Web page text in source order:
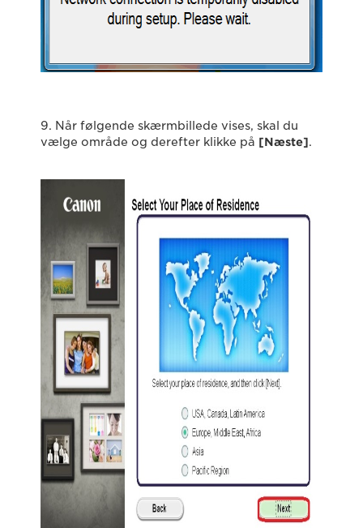
9. Når følgende skærmbillede vises, skal du
vælge område og derefter klikke på [Næste].